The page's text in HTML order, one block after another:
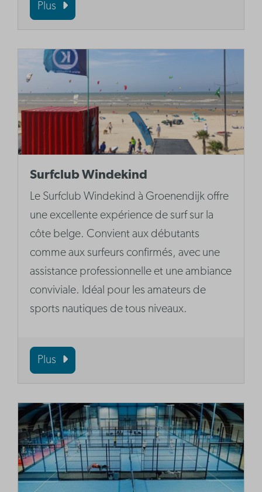
Plus
Surfclub Windekind
Le Surfclub Windekind à Groenendijk offre
une excellente expérience de surf sur la
côte belge. Convient aux débutants
comme aux surfeurs confirmés, avec une
assistance professionnelle et une ambiance
conviviale. Idéal pour les amateurs de
sports nautiques de tous niveaux.
Plus